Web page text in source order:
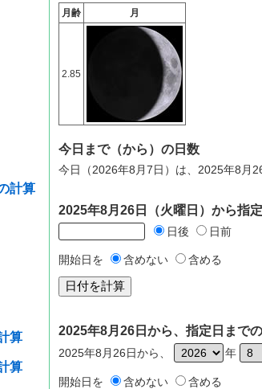
計算
算
算
月齢 月
2.85
今日まで（から）の日数
今日（2026年8月7日）は、2025年8月
2025年8月26日（火曜日）から指
日後 日前
開始日を 含めない 含める
2025年8月26日から、指定日まで
2025年8月26日から、 年
開始日を 含めない 含める